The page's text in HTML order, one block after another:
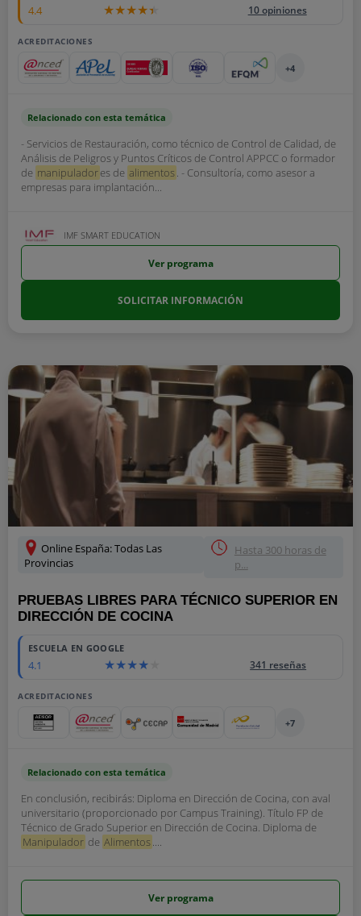
4.4 10 opiniones
ACREDITACIONES
+4
Relacionado con esta temática
- Servicios de Restauración, como técnico de Control de Calidad, de
Análisis de Peligros y Puntos Críticos de Control APPCC o formador
de manipuladores de alimentos. - Consultoría, como asesor a
empresas para implantación...
IMF SMART EDUCATION
Ver programa
SOLICITAR INFORMACIÓN
Online España: Todas Las
Provincias
Hasta 300 horas de
p...
PRUEBAS LIBRES PARA TÉCNICO SUPERIOR EN
DIRECCIÓN DE COCINA
ESCUELA EN GOOGLE
4.1 341 reseñas
ACREDITACIONES
+7
Relacionado con esta temática
En conclusión, recibirás: Diploma en Dirección de Cocina, con aval
universitario (proporcionado por Campus Training). Título FP de
Técnico de Grado Superior en Dirección de Cocina. Diploma de
Manipulador de Alimentos....
Ver programa